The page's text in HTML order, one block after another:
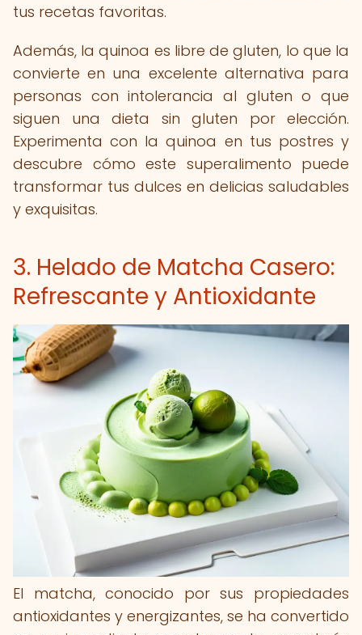
tus recetas favoritas.
Además, la quinoa es libre de gluten, lo que la
convierte en una excelente alternativa para
personas con intolerancia al gluten o que
siguen una dieta sin gluten por elección.
Experimenta con la quinoa en tus postres y
descubre cómo este superalimento puede
transformar tus dulces en delicias saludables
y exquisitas.
3. Helado de Matcha Casero:
Refrescante y Antioxidante
El matcha, conocido por sus propiedades
antioxidantes y energizantes, se ha convertido